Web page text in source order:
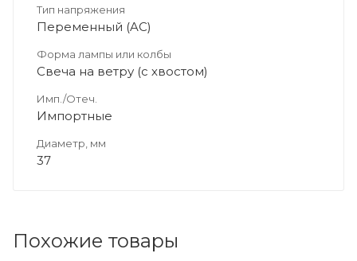
Тип напряжения
Переменный (AC)
Форма лампы или колбы
Свеча на ветру (с хвостом)
Имп./Отеч.
Импортные
Диаметр, мм
37
Похожие товары